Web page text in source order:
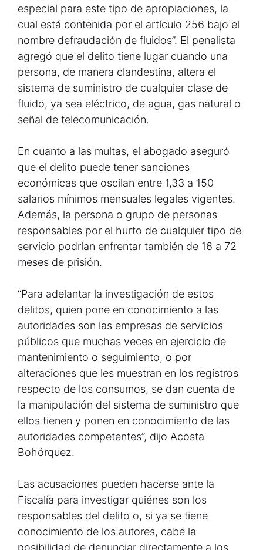
especial para este tipo de apropiaciones, la
cual está contenida por el artículo 256 bajo el
nombre defraudación de fluidos”. El penalista
agregó que el delito tiene lugar cuando una
persona, de manera clandestina, altera el
sistema de suministro de cualquier clase de
fluido, ya sea eléctrico, de agua, gas natural o
señal de telecomunicación.
En cuanto a las multas, el abogado aseguró
que el delito puede tener sanciones
económicas que oscilan entre 1,33 a 150
salarios mínimos mensuales legales vigentes.
Además, la persona o grupo de personas
responsables por el hurto de cualquier tipo de
servicio podrían enfrentar también de 16 a 72
meses de prisión.
“Para adelantar la investigación de estos
delitos, quien pone en conocimiento a las
autoridades son las empresas de servicios
públicos que muchas veces en ejercicio de
mantenimiento o seguimiento, o por
alteraciones que les muestran en los registros
respecto de los consumos, se dan cuenta de
la manipulación del sistema de suministro que
ellos tienen y ponen en conocimiento de las
autoridades competentes”, dijo Acosta
Bohórquez.
Las acusaciones pueden hacerse ante la
Fiscalía para investigar quiénes son los
responsables del delito o, si ya se tiene
conocimiento de los autores, cabe la
posibilidad de denunciar directamente a los